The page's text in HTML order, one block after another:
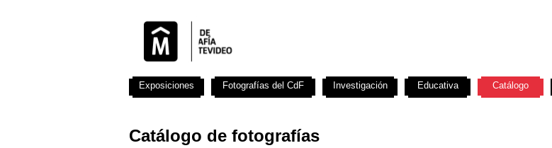
Catálogo de fotografías
Exposiciones Fotografías del CdF Investigación Educativa Catálogo